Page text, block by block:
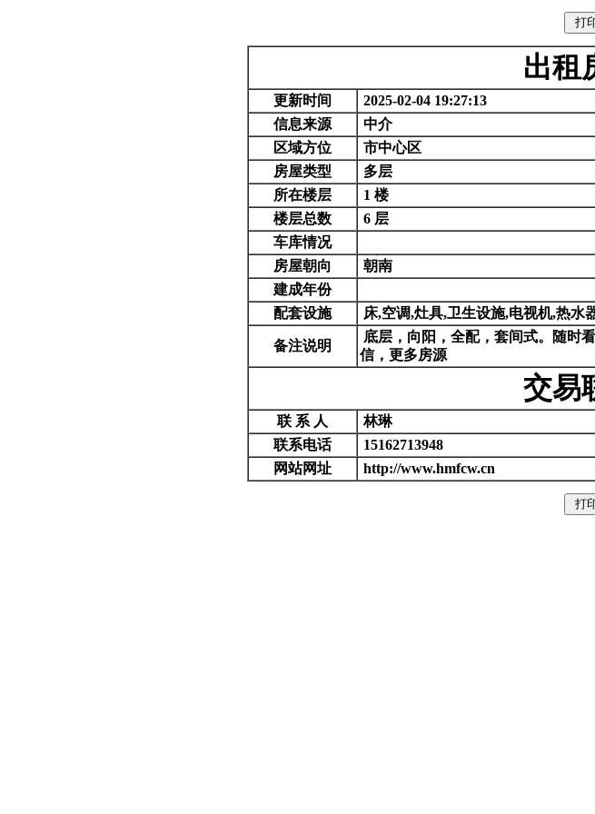
出租
更新时间 2025-02-04 19:27:13
信息来源
中介
区域方位
市中心区
房屋类型
多层
所在楼层
1 楼
楼层总数
6 层
车库情况
房屋朝向
朝南
建成年份
配套设施
床,空调,灶具,卫生设施,电视机,热水
备注说明
底层，向阳，全配，套间式。随时
信，更多房源
交易
联 系 人 林琳
联系电话
15162713948
网站网址
http://www.hmfcw.cn